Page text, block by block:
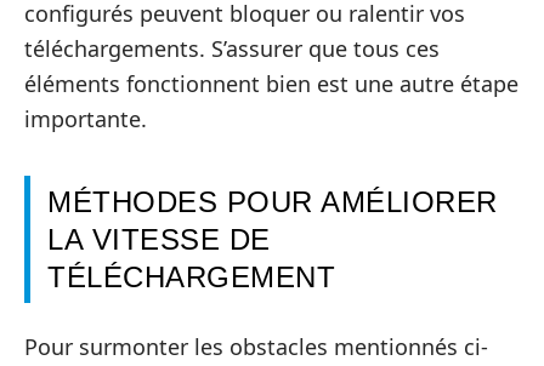
configurés peuvent bloquer ou ralentir vos
téléchargements. S’assurer que tous ces
éléments fonctionnent bien est une autre étape
importante.
MÉTHODES POUR AMÉLIORER
LA VITESSE DE
TÉLÉCHARGEMENT
Pour surmonter les obstacles mentionnés ci-